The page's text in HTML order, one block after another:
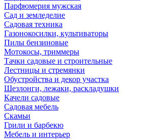
Парфюмерия мужская
Сад и земледелие
Садовая техника
Газонокосилки, культиваторы
Пилы бензиновые
Мотокосы, триммеры
Тачки садовые и строительные
Лестницы и стремянки
Обустройства и декор участка
Шезлонги, лежаки, раскладушки
Качели садовые
Садовая мебель
Скамьи
Грили и барбекю
Мебель и интерьер